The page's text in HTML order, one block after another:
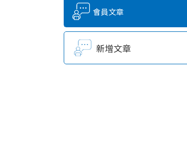
會員文章
新增文章